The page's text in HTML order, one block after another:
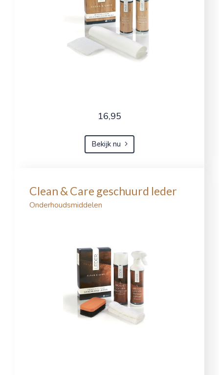
16,95
Bekijk nu
Clean & Care geschuurd leder
Onderhoudsmiddelen